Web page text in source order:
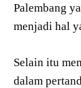
Palembang
menjadi hal
Selain itu
dalam